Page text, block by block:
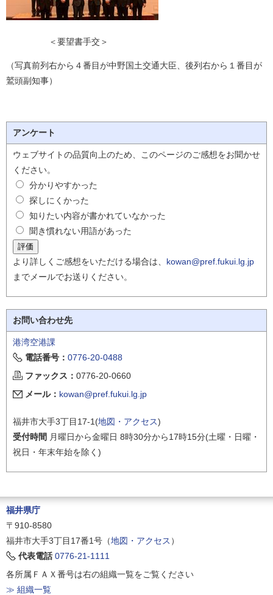
＜要望書手交＞
（写真前列右から４番目が中野国土交通大臣、後列右から１番目が
鷲頭副知事）
アンケート
ウェブサイトの品質向上のため、このページのご感想をお聞かせ
ください。
分かりやすかった
探しにくかった
知りたい内容が書かれていなかった
聞き慣れない用語があった
より詳しくご感想をいただける場合は、 kowan@pref.fukui.lg.jp
までメールでお送りください。
お問い合わせ先
港湾空港課
電話番号： 0776-20-0488
ファックス： 0776-20-0660
メール： kowan@pref.fukui.lg.jp
福井市大手3丁目17-1(地図・アクセス)
受付時間 月曜日から金曜日 8時30分から17時15分(土曜・日曜・
祝日・年末年始を除く)
福井県庁
〒910-8580
福井市大手3丁目17番1号（地図・アクセス ）
代表電話 0776-21-1111
各所属ＦＡＸ番号は右の組織一覧をご覧ください
≫ 組織一覧